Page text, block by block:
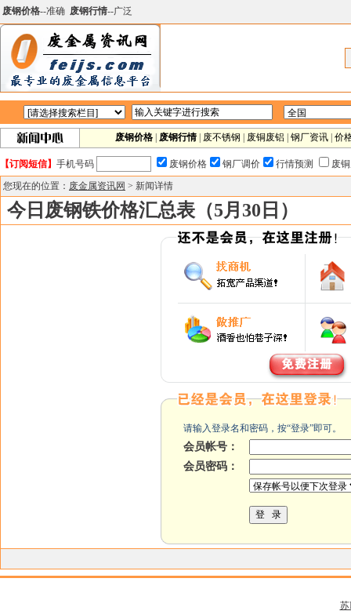
废钢价格--准确 废钢行情--广泛
废钢价格 废钢行情| 废不锈钢 废铜废铝 钢厂资讯 价
【订阅短信】 手机号码 废钢价格 钢厂调价 行情预测
废
您现在的位置： 废金属资讯网 > 新闻详情
今日废钢铁价格汇总表（5月30日）
请输入登录名和密码，按“登录”即可。
会员帐号：
会员密码：
苏